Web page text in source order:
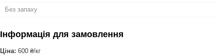
Без запаху
Інформація для замовлення
Ціна: 600 ₴/кг